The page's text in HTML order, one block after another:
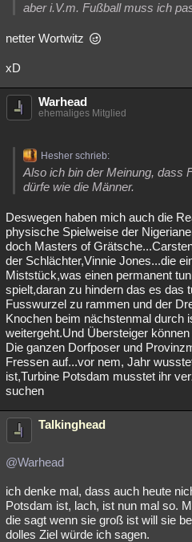
aber i.V.m. Fußball muss ich
netter Wortwitz
xD
Warhead
ehemaliges Mitglied
Hesher schrieb:
Also ich bin der Meinung, dass
dürfe wie die Männer.
Deswegen haben mich auch die
physische Spielweise der
doch Masters of
der Schlächter,Vinnie Jones...die
Miststück,was einen permanent
spielt,daran zu hindern das es das
Fusswurzel zu rammen und der
Knochen beim nächstenmal durch
weitergeht.Und Übersteiger
Die ganzen Dorfposer und
Fressen auf...vor nem, Jahr
ist,Turbine Potsdam musstet ihr
suchen
Talkinghead
@Warhead
ich denke mal, dass auch heute
Potsdam ist, lach, ist nun mal so.
die sagt wenn sie groß ist will sie
dolles Ziel würde ich sagen.